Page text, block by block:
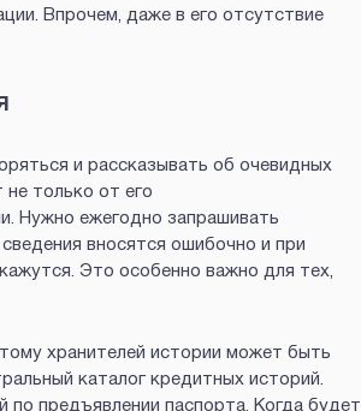
Впрочем, даже в его отсутствие
и рассказывать об очевидных
только от его
Нужно ежегодно запрашивать
вносятся ошибочно и при
Это особенно важно для тех,
хранителей истории может быть
каталог кредитных историй.
предъявлении паспорта. Когда будет